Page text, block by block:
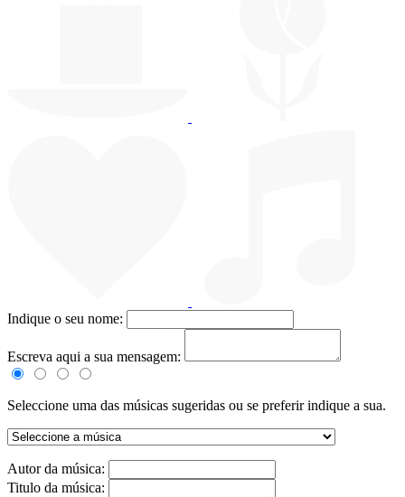
Indique o seu nome:
Escreva aqui a sua mensagem:
Seleccione uma das músicas sugeridas ou se preferir indique a sua.
Autor da música:
Titulo da música: